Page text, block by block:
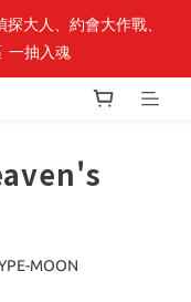
，滿$389送「完節紀念
大人、約會大作戰、
一抽入魂
滿$389送「完節紀念
MOON